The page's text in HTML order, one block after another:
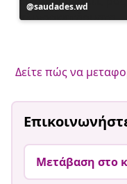
Η
ανάρτηση
saudades.wd
Δείτε πώς να
Μετάβαση στο